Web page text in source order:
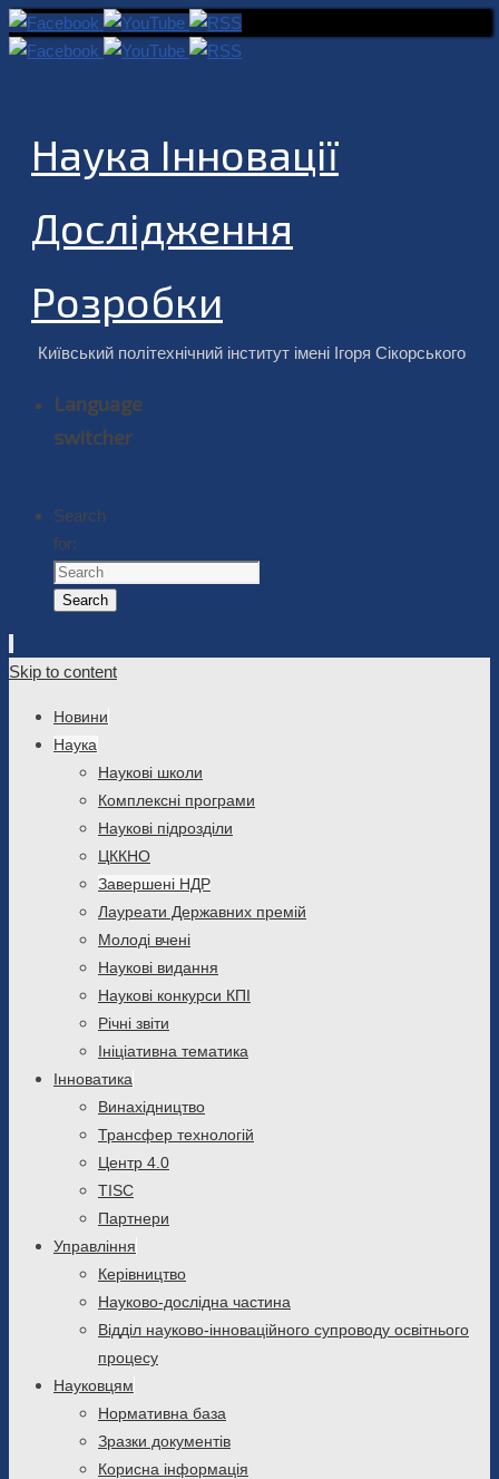
Наука Інновації
Дослідження
Розробки
Київський політехнічний інститут імені Ігоря Сікорського
Language
switcher
Search
for:
Search
Skip to content
Новини
Наука
Наукові школи
Комплексні програми
Наукові підрозділи
ЦККНО
Завершені НДР
Лауреати Державних премій
Молоді вчені
Наукові видання
Наукові конкурси КПІ
Річні звіти
Ініціативна тематика
Інноватика
Винахідництво
Трансфер технологій
Центр 4.0
TISC
Партнери
Управління
Керівництво
Науково-дослідна частина
Відділ науково-інноваційного супроводу освітнього
процесу
Науковцям
Нормативна база
Зразки документів
Корисна інформація